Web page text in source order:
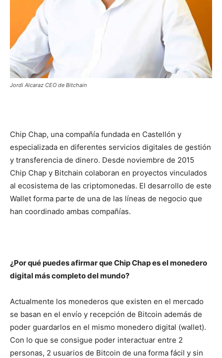
Jordi Alcaraz CEO de Bitchain
Chip Chap, una compañía fundada en Castellón y
especializada en diferentes servicios digitales de gestión
y transferencia de dinero. Desde noviembre de 2015
Chip Chap y Bitchain colaboran en proyectos vinculados
al ecosistema de las criptomonedas. El desarrollo de este
Wallet forma parte de una de las líneas de negocio que
han coordinado ambas compañías.
¿Por qué puedes afirmar que Chip Chap es el monedero
digital más completo del mundo?
Actualmente los monederos que existen en el mercado
se basan en el envío y recepción de Bitcoin además de
poder guardarlos en el mismo monedero digital (wallet).
Con lo que se consigue poder interactuar entre 2
personas, 2 usuarios de Bitcoin de una forma fácil y sin